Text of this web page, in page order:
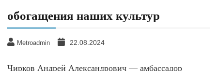
обогащения наших культур
Metroadmin 22.08.2024
Чирков Андрей Александрович — амбассадор